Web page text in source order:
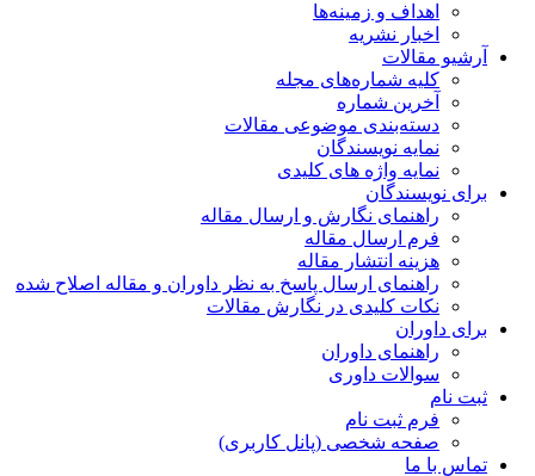
اهداف و زمینه‌ها
اخبار نشریه
آرشیو مقالات
کلیه شماره‌های مجله
آخرین شماره
دسته‌بندی موضوعی مقالات
نمایه نویسندگان
نمایه واژه های کلیدی
برای نویسندگان
راهنمای نگارش و ارسال مقاله
فرم ارسال مقاله
هزینه انتشار مقاله
راهنمای ارسال پاسخ به نظر داوران و مقاله اصلاح شده
نکات کلیدی در نگارش مقالات
برای داوران
راهنمای داوران
سوالات داوری
ثبت نام
فرم ثبت نام
صفحه شخصی (پانل کاربری)
تماس با ما